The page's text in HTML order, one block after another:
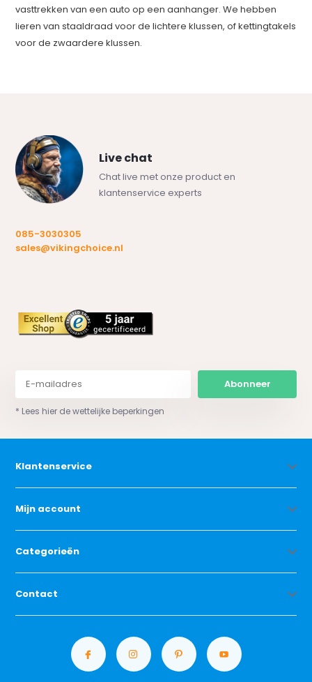
vasttrekken van een auto op een aanhanger. We hebben
lieren van staaldraad voor de lichtere klussen, of kettingtakels
voor de zwaardere klussen.
Live chat
Chat live met onze product en
klantenservice experts
085-3030305
sales@vikingchoice.nl
Abonneer
* Lees hier de wettelijke beperkingen
Klantenservice
Mijn account
Categorieën
Contact